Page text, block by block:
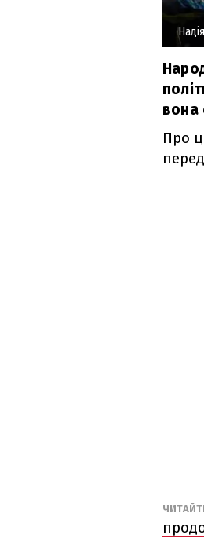
вона
Про